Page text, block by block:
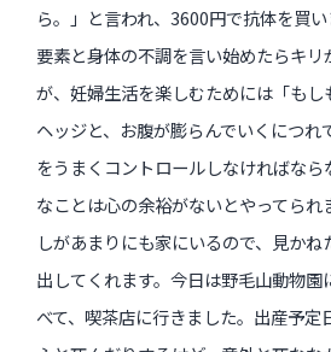
ら。」と言われ、3600円で抗体を買
要素と身体の不調を言い始めたらキ
が、妊婦生活を楽しむためには「も
ヘッジと、お腹が膨らんでいくにつれ
をうまくコントロールしなければな
なことは心の余裕がないとやってられ
しがあまりにも家にいるので、見か
出してくれます。今日は野毛山動物園
べて、喫茶店に行きました。出産予定